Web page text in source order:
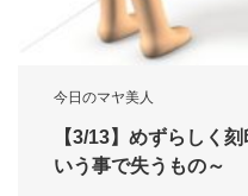
今日のマヤ美人
【3/13】めずらしく
いう事で失うもの～